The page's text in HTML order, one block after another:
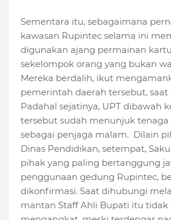
Sementara itu, sebagaimana
kawasan Rupintec selama ini
digunakan ajang permainan
sekelompok orang yang bukan
Mereka berdalih, ‎ikut
pemerintah daerah tersebut,
Padahal sejatinya, UPT dibawah
tersebut sudah menunjuk tenaga
sebagai penjaga malam. Dilain
Dinas Pendidikan, setempat,
pihak yang paling bertanggung
penggunaan gedung Rupintec,
dikonfirmasi. Saat dihubungi
mantan Staff Ahli Bupati itu tidak